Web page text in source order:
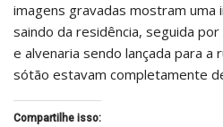
imagens gravadas mostram uma
saindo da residência, seguida
e alvenaria sendo lançada para a
sótão estavam completamente
Compartilhe isso: